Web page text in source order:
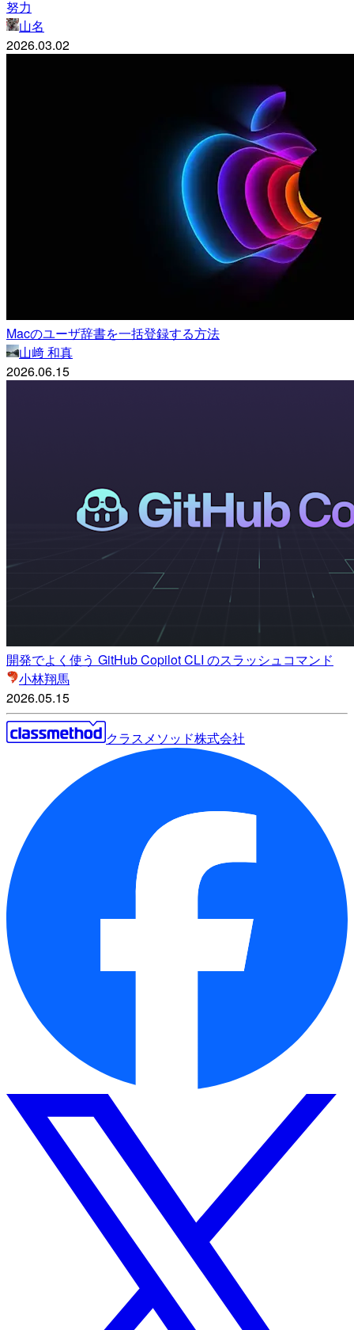
努力
山名
2026.03.02
Macのユーザ辞書を一括登録する方法
山﨑 和真
2026.06.15
開発でよく使う GitHub Copilot CLI のスラッシュコマンド
小林翔馬
2026.05.15
クラスメソッド株式会社